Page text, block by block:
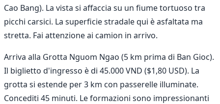
Cao Bang). La vista si affaccia su un fiume tortuoso tra
picchi carsici. La superficie stradale qui è asfaltata ma
stretta. Fai attenzione ai camion in arrivo.
Arriva alla Grotta Nguom Ngao (5 km prima di Ban Gioc).
Il biglietto d'ingresso è di 45.000 VND ($1,80 USD). La
grotta si estende per 3 km con passerelle illuminate.
Concediti 45 minuti. Le formazioni sono impressionanti